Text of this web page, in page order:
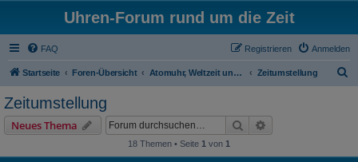
Uhren-Forum rund um die Zeit
FAQ Anmelden
Registrieren
Startseite Foren-Übersicht Atomuhr, Weltzeit und Zeitumstellung Zeitumstellung
Zeitumstellung
Neues Thema Suche
18 Themen • Seite 1 von 1